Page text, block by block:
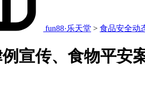
fun88·乐天堂 > 食品安全动
宣传、食物平安